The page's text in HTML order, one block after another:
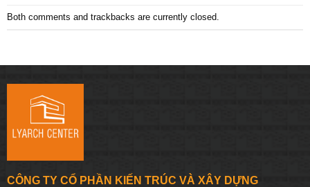
Both comments and trackbacks are currently closed.
CÔNG TY CỔ PHẦN KIẾN TRÚC VÀ XÂY DỰNG